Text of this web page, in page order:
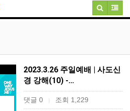
2023.3.26 주일예배 | 사도신
경 강해(10) -…
댓글 0 | 조회 1,229